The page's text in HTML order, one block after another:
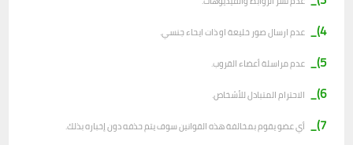
4)_ عدم ارسال صور خليعة او ذات ايحاء جنسي.
5)_ عدم مراسلة أعضاء القروب.
6)_ الاحترام المتبادل للأشخاص.
7)_ أي عضو يقوم بمخالفة هذه القوانين سوف يتم حذفه دون إخباره بذلك.